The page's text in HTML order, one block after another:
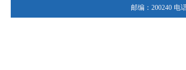
邮编：200240 电